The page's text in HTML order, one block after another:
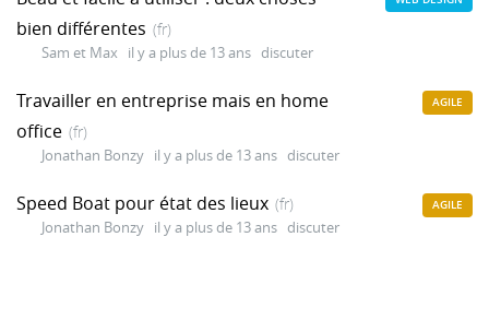
bien différentes (fr)
Sam et Max il y a plus de 13 ans discuter
Travailler en entreprise mais en home
office (fr)
Jonathan Bonzy il y a plus de 13 ans discuter
AGILE
Speed Boat pour état des lieux (fr)
Jonathan Bonzy il y a plus de 13 ans discuter
AGILE